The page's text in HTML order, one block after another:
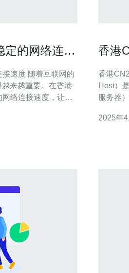
定的网络连接
互联网的
来越重要。在香港
络连接速度，让用
香港
香港CN2搬
Host）
服务器
CN2节
2025年4